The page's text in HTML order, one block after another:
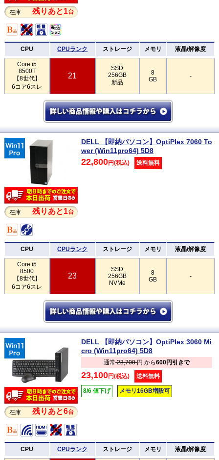
在庫 残りあと1台
CPU CPUランク ストレージ メモリ 液晶/解像度
Core i5
8500T
【8世代】
6コア6スレ
21
SSD
256GB
新品
8
GB
-
在庫 残りあと1台
DELL 【即納パソコン】OptiPlex 7060 To
wer (Win11pro64) 5D8
22,800円(税込) 送料無料
CPU CPUランク ストレージ メモリ 液晶/解像度
Core i5
8500
【8世代】
6コア6スレ
23
SSD
256GB
NVMe
8
GB
-
在庫 残りあと6台
DELL 【即納パソコン】OptiPlex 3060 Mi
cro (Win11pro64) 5D8
通常23,700円 から600円引きで
23,100円(税込) 送料無料
8/6 値下げ メモリ16GB増設可
CPU CPUランク ストレージ メモリ 液晶/解像度